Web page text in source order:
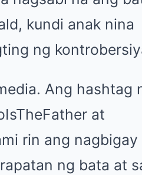
kundi anak nina
ng
Ang hashtag
at
rin ang nagbigay
ng bata at